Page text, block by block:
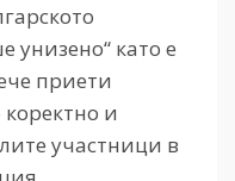
унизено“ като е
приети
и
участници в